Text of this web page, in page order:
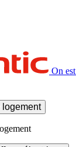
On
logement